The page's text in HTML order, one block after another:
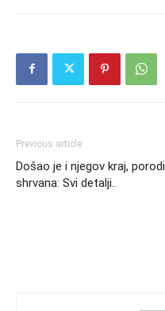
Previous article
Došao je i njegov kraj,
shrvana: Svi detalji..